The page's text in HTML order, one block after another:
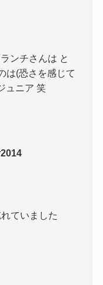
ンチさんは と
は(恐さを感じて
ュニア 笑
ていました